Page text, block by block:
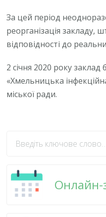
За цей період
реорганізація закладу,
відповідності до
2 січня 2020 року
«Хмельницька
міської ради.
щось?
Онлайн-